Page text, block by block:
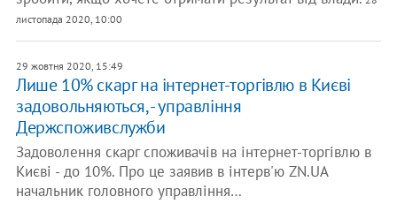
листопада 2020, 10:00
29 жовтня 2020, 15:49
Лише 10% скарг на інтернет-торгівлю в Києві
задовольняються, - управління
Держспоживслужби
Задоволення скарг споживачів на інтернет-торгівлю в
Києві - до 10%. Про це заявив в інтерв'ю ZN.UA
начальник головного управління…